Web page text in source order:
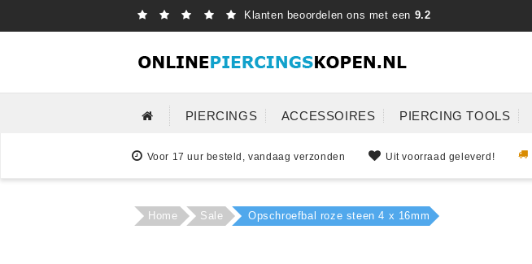
Klanten beoordelen ons met een 9.2
PIERCINGS ACCESSOIRES PIERCING TOOLS
Voor 17 uur besteld, vandaag verzonden Uit voorraad geleverd!
Home Sale Opschroefbal roze steen 4 x 16mm